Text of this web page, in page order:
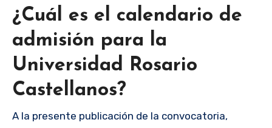
¿Cuál es el calendario de
admisión para la
Universidad Rosario
Castellanos?
A la presente publicación de la convocatoria,